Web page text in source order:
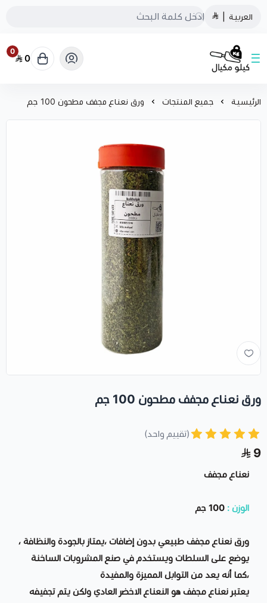
العربية
كيلو مكيال
0
0
الرئيسية جميع المنتجات ورق نعناع مجفف مطحون 100 جم
ورق نعناع مجفف مطحون 100 جم
(تقييم واحد)
9
نعناع مجفف
الوزن : 100 جم
ورق نعناع مجفف طبيعي بدون إضافات ،يمتاز بالجودة والنظافة ،
يوضع على السلطات ويستخدم في صنع المشروبات الساخنة
،كما أنه يعد من التوابل المميزة والمفيدة
يعتبر نعناع مجفف هو النعناع الاخضر العادي ولكن يتم تجفيفه